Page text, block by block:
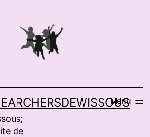
de
Menu